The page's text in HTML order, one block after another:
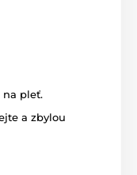
na pleť.
a zbylou